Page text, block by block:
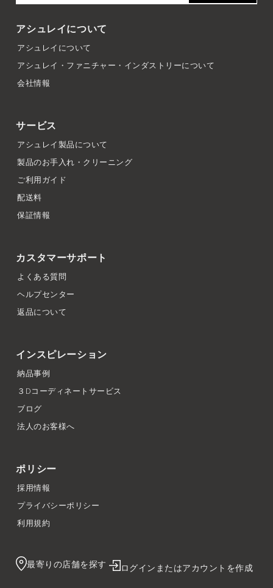
アシュレイについて
アシュレイについて
アシュレイ・ファニチャー・インダストリーについて
会社情報
サービス
アシュレイ製品について
製品のお手入れ・クリーニング
ご利用ガイド
配送料
保証情報
カスタマーサポート
よくある質問
ヘルプセンター
返品について
インスピレーション
納品事例
３Dコーディネートサービス
ブログ
法人のお客様へ
ポリシー
採用情報
プライバシーポリシー
利用規約
最寄りの店舗を探す ログインまたはアカウントを作成